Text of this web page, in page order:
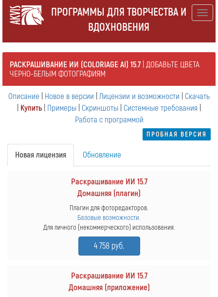
ПРОГРАММЫ ДЛЯ ТВОРЧЕСТВА И
ВДОХНОВЕНИЯ
РАСКРАШИВАНИЕ ИИ (COLORIAGE AI) 15.7 | ДОБАВЬТЕ ЦВЕТА
ЧЕРНО-БЕЛЫМ ФОТОГРАФИЯМ
Описание Новое в версии Лицензии и возможности
Скачать
Купить Примеры Скриншоты Системные требования
Работа с программой
ПРОБНАЯ ВЕРСИЯ
Новая лицензия Обновление
Раскрашивание ИИ 15.7
Домашняя (плагин)
Плагин для фоторедакторов.
Базовые возможности.
Для личного (некоммерческого) использования.
4 758 руб.
Раскрашивание ИИ 15.7
Домашняя (приложение)